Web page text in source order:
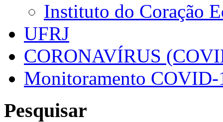
Instituto do Coração
UFRJ
CORONAVÍRUS
Monitoramento COVID-
Pesquisar